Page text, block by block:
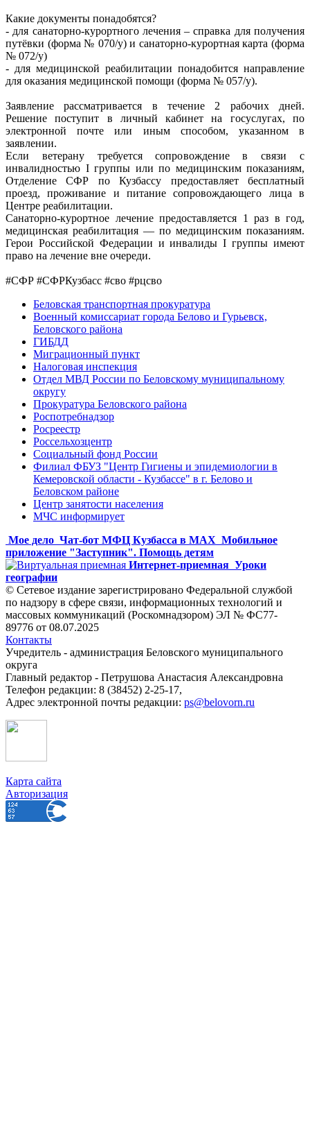
Какие документы понадобятся?
- для санаторно-курортного лечения – справка для получения
путёвки (форма № 070/у) и санаторно-курортная карта (форма
№ 072/у)
- для медицинской реабилитации понадобится направление
для оказания медицинской помощи (форма № 057/у).
Заявление рассматривается в течение 2 рабочих дней.
Решение поступит в личный кабинет на госуслугах, по
электронной почте или иным способом, указанном в
заявлении.
Если ветерану требуется сопровождение в связи с
инвалидностью I группы или по медицинским показаниям,
Отделение СФР по Кузбассу предоставляет бесплатный
проезд, проживание и питание сопровождающего лица в
Центре реабилитации.
Cанаторно-курортное лечение предоставляется 1 раз в год,
медицинская реабилитация — по медицинским показаниям.
Герои Российской Федерации и инвалиды I группы имеют
право на лечение вне очереди.
#СФР #СФРКузбасс #сво #рцсво
Беловская транспортная прокуратура
Военный комиссариат города Белово и Гурьевск,
Беловского района
ГИБДД
Миграционный пункт
Налоговая инспекция
Отдел МВД России по Беловскому муниципальному
округу
Прокуратура Беловского района
Роспотребнадзор
Росреестр
Россельхозцентр
Социальный фонд России
Филиал ФБУЗ "Центр Гигиены и эпидемиологии в
Кемеровской области - Кузбассе" в г. Белово и
Беловском районе
Центр занятости населения
МЧС информирует
Мое дело Чат-бот МФЦ Кузбасса в MAX Мобильное
приложение "Заступник". Помощь детям
Интернет-приемная Уроки
географии
© Сетевое издание зарегистрировано Федеральной службой
по надзору в сфере связи, информационных технологий и
массовых коммуникаций (Роскомнадзором) ЭЛ № ФС77-
89776 от 08.07.2025
Контакты
Учредитель - администрация Беловского муниципального
округа
Главный редактор - Петрушова Анастасия Александровна
Телефон редакции: 8 (38452) 2-25-17,
Адрес электронной почты редакции: ps@belovorn.ru
Карта сайта
Авторизация